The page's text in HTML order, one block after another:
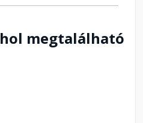
megtalálható